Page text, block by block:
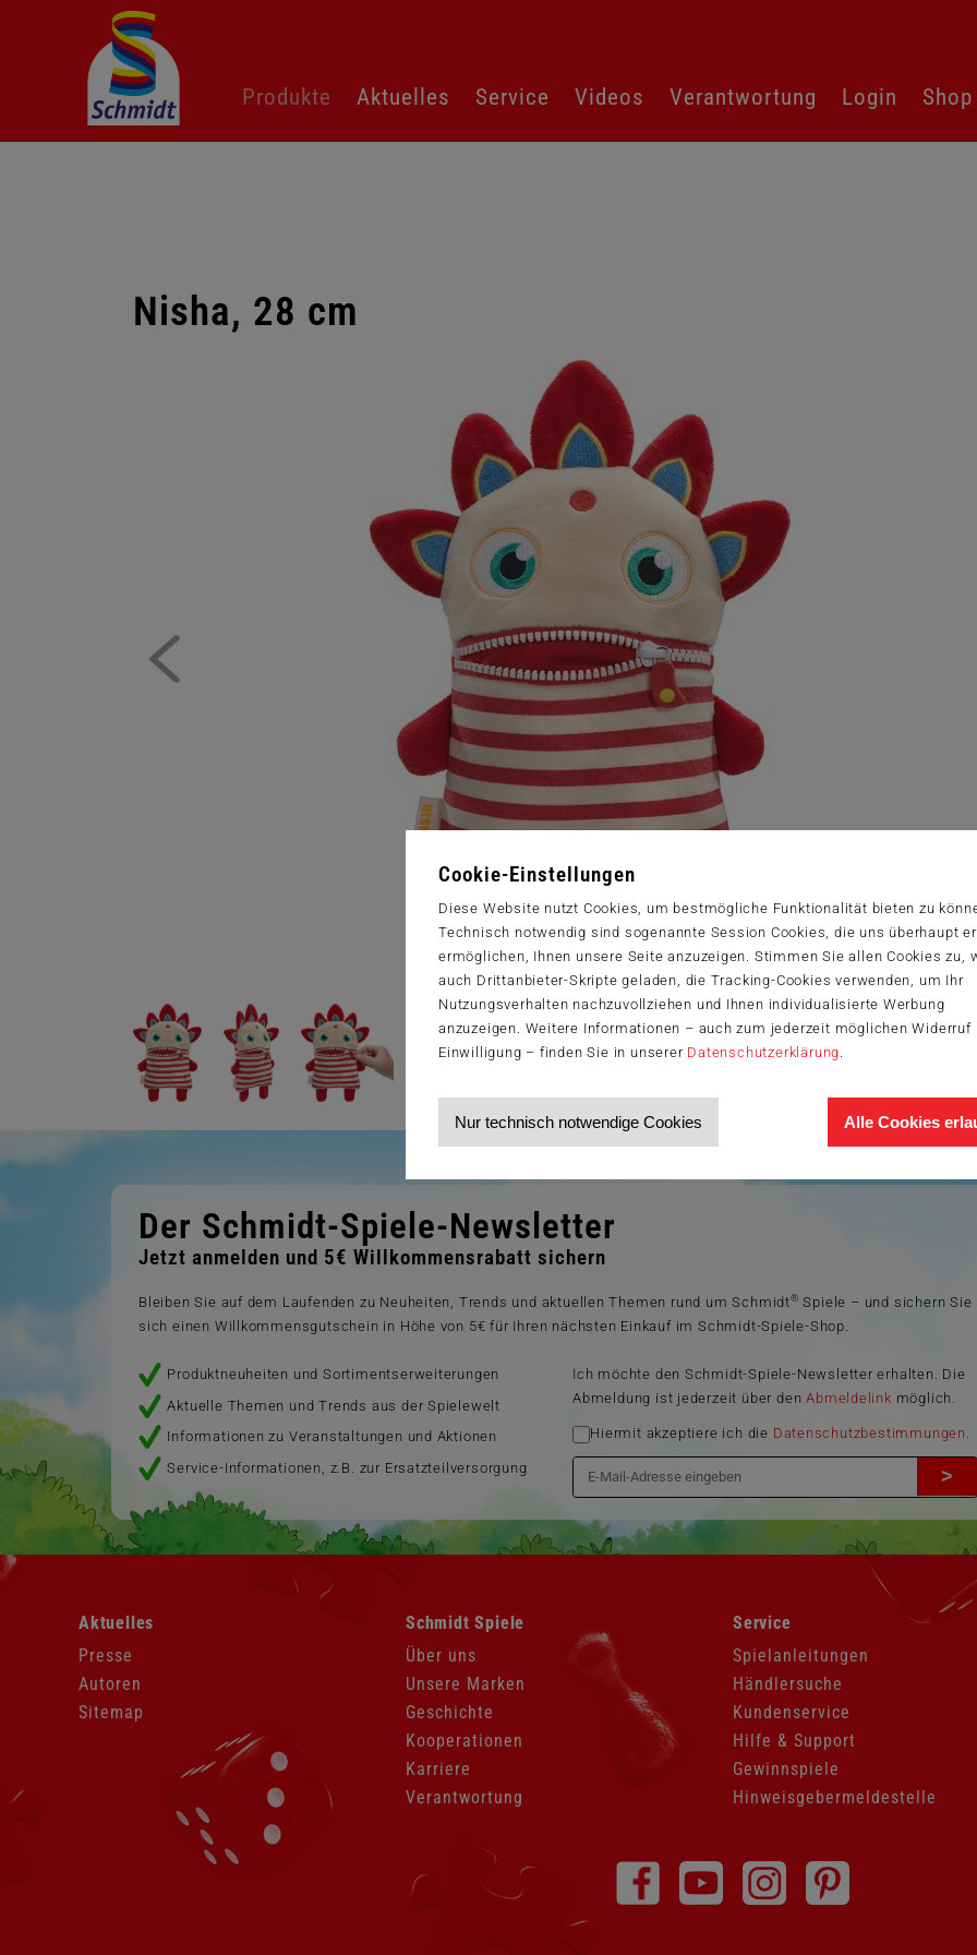
Cookie-Einstellungen
Diese Website nutzt Cookies, um bestmögliche Funktionalität bieten zu
Technisch notwendig sind sogenannte Session Cookies, die uns überhaupt
ermöglichen, Ihnen unsere Seite anzuzeigen. Stimmen Sie allen Cookies zu,
auch Drittanbieter-Skripte geladen, die Tracking-Cookies verwenden, um Ihr
Nutzungsverhalten nachzuvollziehen und Ihnen individualisierte Werbung
anzuzeigen. Weitere Informationen – auch zum jederzeit möglichen Widerruf
Einwilligung – finden Sie in unserer Datenschutzerklärung
Nur technisch notwendige Cookies Alle Cookies
überspringen
Produkte Aktuelles Service Videos Verantwortung Login Shop
Nisha, 28 cm
Der Schmidt-Spiele-Newsletter
Jetzt anmelden und 5€ Willkommensrabatt sichern
Bleiben Sie auf dem Laufenden zu Neuheiten, Trends und aktuellen Themen rund um Schmidt® Spiele – und sichern Sie
sich einen Willkommensgutschein in Höhe von 5€ für Ihren nächsten Einkauf im Schmidt-Spiele-Shop.
Produktneuheiten und Sortimentserweiterungen
Aktuelle Themen und Trends aus der Spielewelt
Informationen zu Veranstaltungen und Aktionen
Service-Informationen, z.B. zur Ersatzteilversorgung
Ich möchte den Schmidt-Spiele-Newsletter erhalten. Die
Abmeldung ist jederzeit über denAbmeldelink möglich.
Hiermit akzeptiere ich die Datenschutzbestimmungen
>
überspringen
Aktuelles
Presse
Autoren
Sitemap
Navigation
überspringen
Schmidt Spiele
Über uns
Unsere Marken
Geschichte
Kooperationen
Karriere
Verantwortung
Navigation
überspringen
Service
Spielanleitungen
Händlersuche
Kundenservice
Hilfe & Support
Gewinnspiele
Hinweisgebermeldestelle